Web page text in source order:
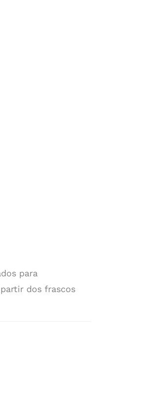
para
dos frascos